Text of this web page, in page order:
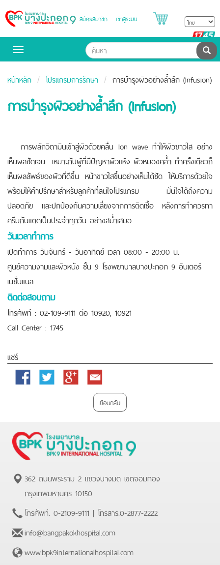
Bangpakok
Hospital
สมัครสมาชิก เข้าสู่ระบบ
Toggle
ค้น
หน้าหลัก โปรแกรมการรักษา การบำรุงผิวอย่างล้ำลึก (Infusion)
การบำรุงผิวอย่างล้ำลึก (Infusion)
การผลักวิตามินเข้าสู่ผิวด้วยคลื่น Ion wave ทำให้ผิวขาวใส อย่าง
เห็นผลชัดเจน เหมาะกับผู้ที่มีปัญหาผิวแห้ง ผิวหมองคล้ำ ทำครั้งเดียวก็
เห็นผลลัพธ์ของผิวที่ดีขึ้น หน้าขาวใสขึ้นอย่างเห็นได้ชัด ให้บริการด้วยใจ
พร้อมให้คำปรึกษาสำหรับลูกค้าที่สนใจโปรแกรม มั่นใจได้ถึงความ
ปลอดภัย และปกป้องกันความเสี่ยงจากการติดเชื้อ หลังการทำควรทา
ครีมกันแดดเป็นประจำทุกวัน อย่างสม่ำเสมอ
วันเวลาทำการ
เปิดทำการ วันจันทร์ - วันอาทิตย์ เวลา 08:00 - 20:00 น.
ศูนย์ความงามและผิวหนัง ชั้น 9 โรงพยาบาลบางปะกอก 9 อินเตอร์
เนชั่นแนล
ติดต่อสอบถาม
โทรศัพท์ : 02-109-9111 ต่อ 10920, 10921
Call Center : 1745
แชร์
Facebook Twitter
Google
Email
ย้อนกลับ
362 ถนนพระราม 2 แขวงบางมด เขตจอมทอง
กรุงเทพมหานคร 10150
โทรศัพท์. 0-2109-9111 | โทรสาร.0-2877-2222
info@bangpakokhospital.com
www.bpk9internationalhospital.com